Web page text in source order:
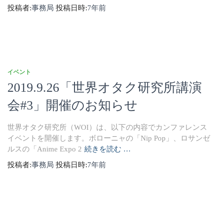
投稿者:事務局 投稿日時:7年前
イベント
2019.9.26「世界オタク研究所講演
会#3」開催のお知らせ
世界オタク研究所（WOI）は、以下の内容でカンファレンス
イベントを開催します。ボローニャの「Nip Pop」、ロサンゼ
ルスの「Anime Expo 2 続きを読む …
投稿者:事務局 投稿日時:7年前